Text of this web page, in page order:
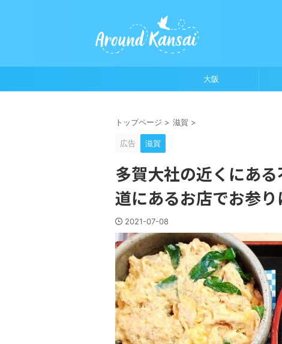
大阪
トップページ > 滋賀 >
広告 滋賀
多賀大社の近くにあ
道にあるお店でお参
2021-07-08